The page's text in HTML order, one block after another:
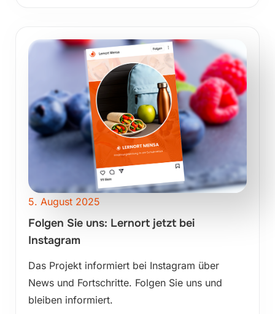
5. August 2025
Folgen Sie uns: Lernort jetzt bei
Instagram
Das Projekt informiert bei Instagram über
News und Fortschritte. Folgen Sie uns und
bleiben informiert.